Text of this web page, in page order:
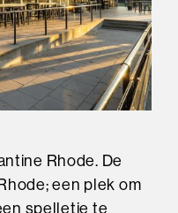
Rhode. De
een plek om
spelletje te